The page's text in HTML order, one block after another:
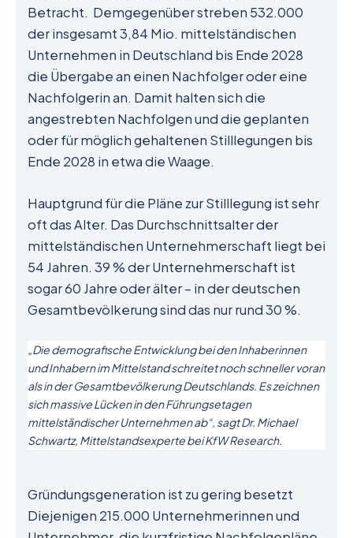
Betracht. Demgegenüber streben 532.000
der insgesamt 3,84 Mio. mittelständischen
Unternehmen in Deutschland bis Ende 2028
die Übergabe an einen Nachfolger oder eine
Nachfolgerin an. Damit halten sich die
angestrebten Nachfolgen und die geplanten
oder für möglich gehaltenen Stilllegungen bis
Ende 2028 in etwa die Waage.
Hauptgrund für die Pläne zur Stilllegung ist sehr
oft das Alter. Das Durchschnittsalter der
mittelständischen Unternehmerschaft liegt bei
54 Jahren. 39 % der Unternehmerschaft ist
sogar 60 Jahre oder älter – in der deutschen
Gesamtbevölkerung sind das nur rund 30 %.
„Die demografische Entwicklung bei den Inhaberinnen
und Inhabern im Mittelstand schreitet noch schneller voran
als in der Gesamtbevölkerung Deutschlands. Es zeichnen
sich massive Lücken in den Führungsetagen
mittelständischer Unternehmen ab“, sagt Dr. Michael
Schwartz, Mittelstandsexperte bei KfW Research.
Gründungsgeneration ist zu gering besetzt
Diejenigen 215.000 Unternehmerinnen und